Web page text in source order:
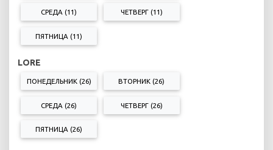
СРЕДА (11) ЧЕТВЕРГ (11)
ПЯТНИЦА (11)
LORE
ПОНЕДЕЛЬНИК (26) ВТОРНИК (26)
СРЕДА (26) ЧЕТВЕРГ (26)
ПЯТНИЦА (26)